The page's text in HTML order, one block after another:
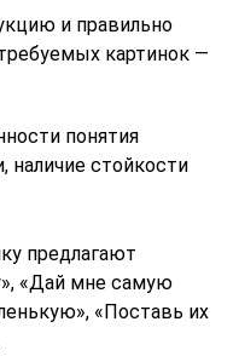
и правильно
картинок —
понятия
наличие стойкости
предлагают
«Дай мне самую
«Поставь их